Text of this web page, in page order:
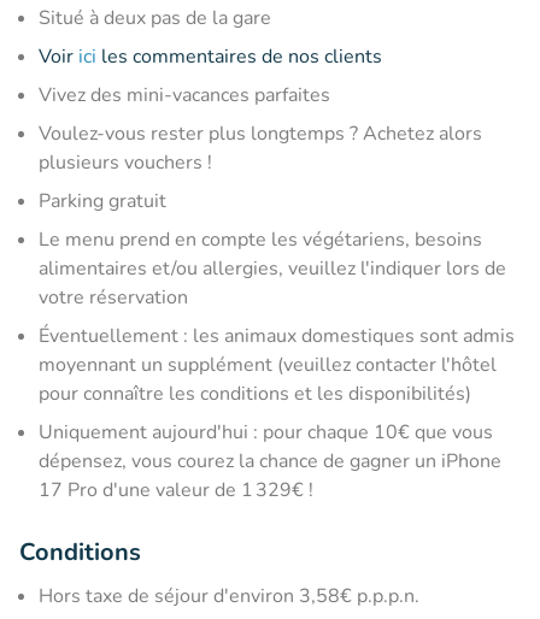
Situé à deux pas de la gare
Voir ici les commentaires de nos clients
Vivez des mini-vacances parfaites
Voulez-vous rester plus longtemps ? Achetez alors
plusieurs vouchers !
Parking gratuit
Le menu prend en compte les végétariens, besoins
alimentaires et/ou allergies, veuillez l'indiquer lors de
votre réservation
Éventuellement : les animaux domestiques sont admis
moyennant un supplément (veuillez contacter l'hôtel
pour connaître les conditions et les disponibilités)
Uniquement aujourd'hui : pour chaque 10€ que vous
dépensez, vous courez la chance de gagner un iPhone
17 Pro d'une valeur de 1 329€ !
Conditions
Hors taxe de séjour d'environ 3,58€ p.p.p.n.